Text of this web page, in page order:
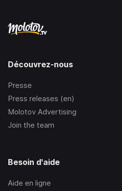
Découvrez-nous
Presse
Press releases (en)
Molotov Advertising
Join the team
Besoin d'aide
Aide en ligne